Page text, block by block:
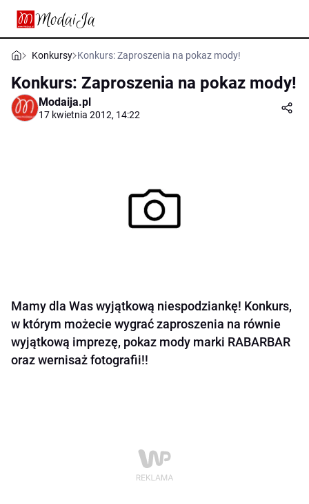
Konkursy Konkurs: Zaproszenia na pokaz mody!
Konkurs: Zaproszenia na pokaz mody!
Modaija.pl
17 kwietnia 2012, 14:22
Mamy dla Was wyjątkową niespodziankę! Konkurs,
w którym możecie wygrać zaproszenia na równie
wyjątkową imprezę, pokaz mody marki RABARBAR
oraz wernisaż fotografii!!